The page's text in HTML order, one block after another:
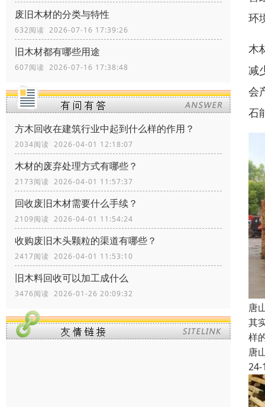
废旧木材的分类与特性
632阅读 2026-07-16 17:39:26
旧木材都有哪些用途
607阅读 2026-07-16 17:38:48
方木回收在建筑行业中起到什么样的作用？
2034阅读 2026-04-01 12:18:07
木材的废弃处理方式有哪些？
2173阅读 2026-04-01 11:57:37
回收废旧木材需要什么手续？
2109阅读 2026-04-01 11:54:24
收购废旧木头颗粒的渠道有哪些？
2417阅读 2026-04-01 11:53:10
旧木料回收可以加工成什么
3476阅读 2026-01-26 20:09:32
环
木
减
会
石
唐
其
样
唐
24-